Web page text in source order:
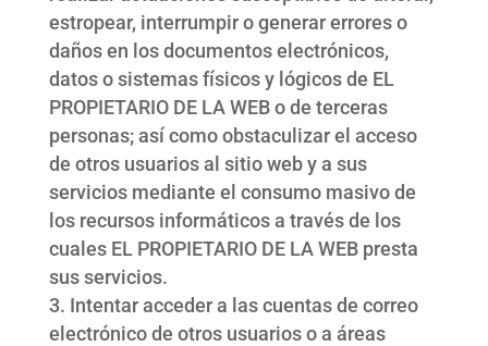
estropear, interrumpir o generar errores o
daños en los documentos electrónicos,
datos o sistemas físicos y lógicos de EL
PROPIETARIO DE LA WEB o de terceras
personas; así como obstaculizar el acceso
de otros usuarios al sitio web y a sus
servicios mediante el consumo masivo de
los recursos informáticos a través de los
cuales EL PROPIETARIO DE LA WEB presta
sus servicios.
Intentar acceder a las cuentas de correo
electrónico de otros usuarios o a áreas